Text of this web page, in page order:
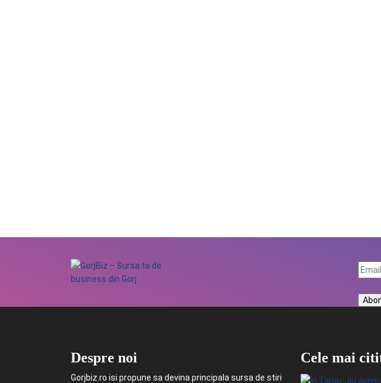
Despre noi
Gorjbiz.ro isi propune sa devina principala sursa de stiri
Cele mai